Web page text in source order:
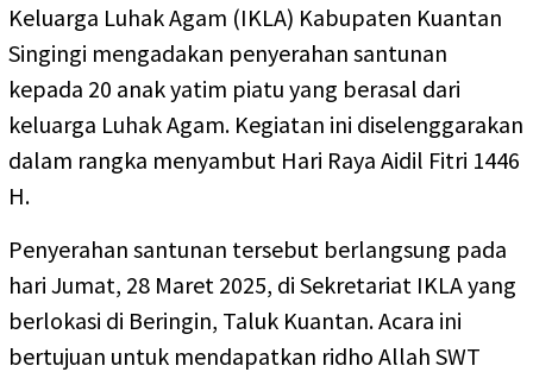
Keluarga Luhak Agam (IKLA) Kabupaten Kuantan
Singingi mengadakan penyerahan santunan
kepada 20 anak yatim piatu yang berasal dari
keluarga Luhak Agam. Kegiatan ini diselenggarakan
dalam rangka menyambut Hari Raya Aidil Fitri 1446
H.
Penyerahan santunan tersebut berlangsung pada
hari Jumat, 28 Maret 2025, di Sekretariat IKLA yang
berlokasi di Beringin, Taluk Kuantan. Acara ini
bertujuan untuk mendapatkan ridho Allah SWT